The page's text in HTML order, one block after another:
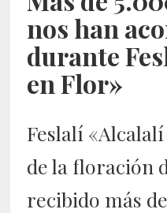
nos han
durante
en Flor»
Feslalí
de la floración
recibido más